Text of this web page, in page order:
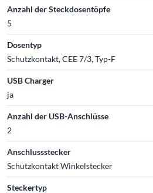
Anzahl der Steckdosentöpfe
5
Dosentyp
Schutzkontakt, CEE 7/3, Typ-F
USB Charger
ja
Anzahl der USB-Anschlüsse
2
Anschlussstecker
Schutzkontakt Winkelstecker
Steckertyp